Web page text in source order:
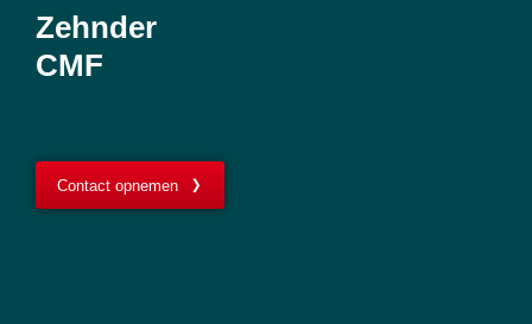
Zehnder
CMF
Contact opnemen